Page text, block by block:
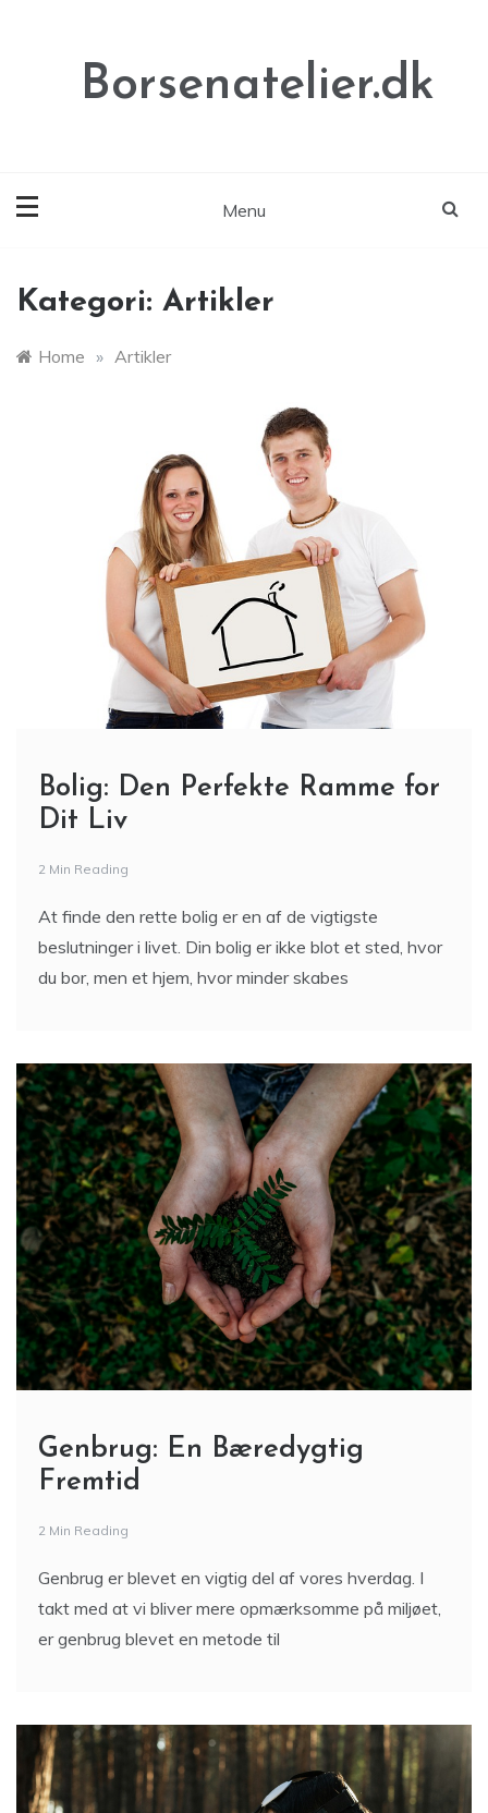
Borsenatelier.dk
Menu
Kategori: Artikler
Home » Artikler
Bolig: Den Perfekte Ramme for
Dit Liv
2 Min Reading
At finde den rette bolig er en af de vigtigste
beslutninger i livet. Din bolig er ikke blot et sted, hvor
du bor, men et hjem, hvor minder skabes
Genbrug: En Bæredygtig
Fremtid
2 Min Reading
Genbrug er blevet en vigtig del af vores hverdag. I
takt med at vi bliver mere opmærksomme på miljøet,
er genbrug blevet en metode til